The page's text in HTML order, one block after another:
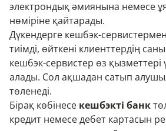
электрондық әмиянына немесе
нөміріне қайтарады.
Дүкендерге кешбэк-
тиімді, өйткені клиенттердің
кешбэк-сервистер өз қызметтері
алады. Сол ақшадан сатып
төленеді.
Бірақ көбінесе кешбэкті банк
кредит немесе дебет картасын